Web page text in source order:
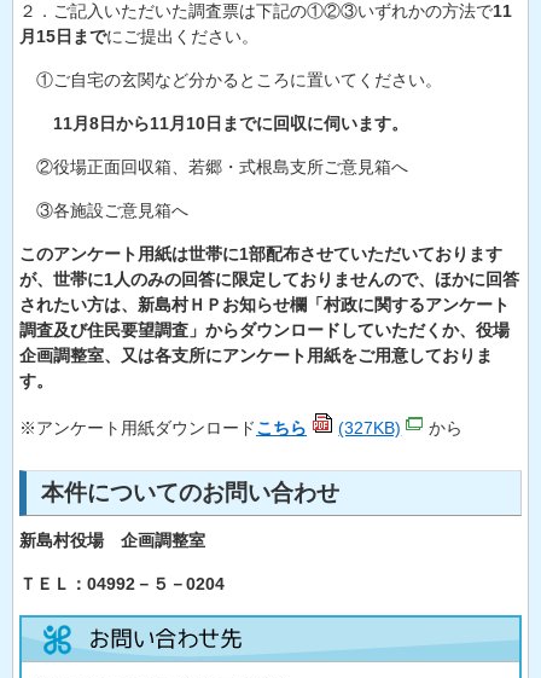
２．ご記入いただいた調査票は下記の①②③いずれかの方法で11
月15日までにご提出ください。
①ご自宅の玄関など分かるところに置いてください。
11月8日から11月10日までに回収に伺います。
②役場正面回収箱、若郷・式根島支所ご意見箱へ
③各施設ご意見箱へ
このアンケート用紙は世帯に1部配布させていただいております
が、世帯に1人のみの回答に限定しておりませんので、ほかに回答
されたい方は、新島村ＨＰお知らせ欄「村政に関するアンケート
調査及び住民要望調査」からダウンロードしていただくか、役場
企画調整室、又は各支所にアンケート用紙をご用意しておりま
す。
※アンケート用紙ダウンロードこちら (327KB) から
本件についてのお問い合わせ
新島村役場 企画調整室
ＴＥＬ：04992－５－0204